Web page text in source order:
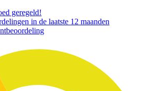
geregeld!
in de laatste 12 maanden